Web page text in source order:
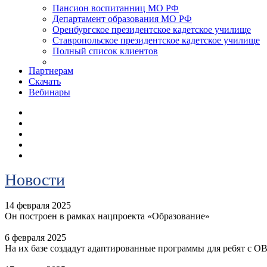
Пансион воспитанниц МО РФ
Департамент образования МО РФ
Оренбургское президентское кадетское училище
Ставропольское президентское кадетское училище
Полный список клиентов
Партнерам
Скачать
Вебинары
Новости
14 февраля 2025
Он построен в рамках нацпроекта «Образование»
6 февраля 2025
На их базе создадут адаптированные программы для ребят с